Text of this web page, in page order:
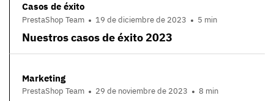
Casos de éxito
PrestaShop Team 19 de diciembre de 2023 5 min
Nuestros casos de éxito 2023
Marketing
PrestaShop Team 29 de noviembre de 2023 8 min